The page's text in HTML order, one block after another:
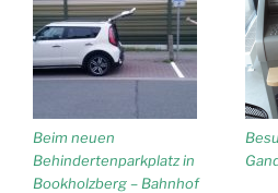
Beim neuen
Behindertenparkplatz in
Bookholzberg – Bahnhof